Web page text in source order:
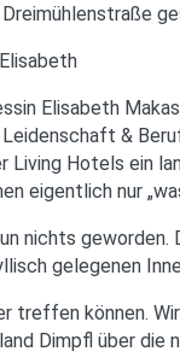
&
Living Hotels ein
eigentlich nur
nichts geworden.
gelegenen
treffen können.
Dimpfl über